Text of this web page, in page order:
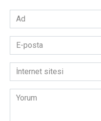
Ad
*
posta
*İnternet
sitesi
Yorum